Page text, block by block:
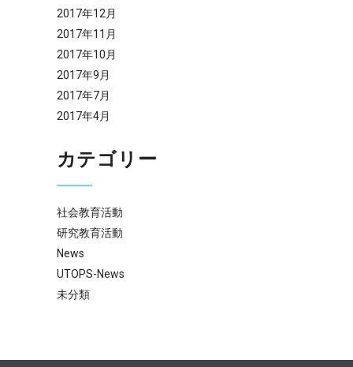
2017年12月
2017年11月
2017年10月
2017年9月
2017年7月
2017年4月
カテゴリー
社会教育活動
研究教育活動
News
UTOPS-News
未分類